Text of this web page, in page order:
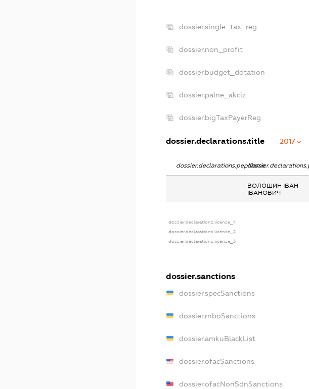
dossier.single_tax_reg
dossier.non_profit
dossier.budget_dotation
dossier.palne_akciz
dossier.bigTaxPayerReg
dossier.declarations.title 2017
dossier.declarations.pepName
ВОЛОШИН ІВАН
ІВАНОВИЧ
dossier.declarations.license_1
dossier.declarations.license_2
dossier.declarations.license_3
dossier.sanctions
dossier.specSanctions
dossier.rnboSanctions
dossier.amkuBlackList
dossier.ofacSanctions
dossier.ofacNonSdnSanctions